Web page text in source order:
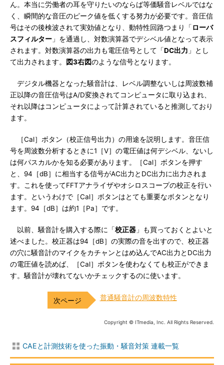
ん。本当に労働者の耳を守りたいのならば等価騒音レベルではな
く、瞬間的な音圧のピーク値を低くする努力が必要です。音圧信
号はその後検波されて実効値となり、動特性回路つまり「 ローバ
スフィルター 」を通過し、対数演算器でデシベル値となって表示
されます。対数演算器の出力も電圧信号として「DC出力 」とし
て出力されます。
図3右図のような信号となります。
デジタル機器となった騒音計は、レベル調整ないしは周波数補
正以降の音圧信号はA/D変換されてコンピュータに取り込まれ、
それ以降はコンピュータによって計算されていると推測しており
ます。
［Cal］ボタン（校正信号出力）の用途を説明します。音圧信
号を周波数分析するときに1［V］の電圧値は何デシベル、ないし
は何パスカルかを知る必要があります。［Cal］ボタンを押す
と、94［dB］に相当する信号がAC出力とDC出力に出力されま
す。これを使ってFFTアナライザやオシロスコープの校正を行い
ます。というわけで［Cal］ボタンはとても重要なボタンとなり
ます。94［dB］は約1［Pa］です。
以前、騒音計を購入する際に「校正器 」も買っておくとよいと
述べました。校正器は94［dB］の実際の音を出すので、校正器
の穴に騒音計のマイクをカチャンとはめ込んでAC出力とDC出力
の電圧値を読めば、［Cal］ボタンを使わなくても校正ができま
す。騒音計が壊れてないかチェックするのに使います。
普通騒音計の周波数特性
Copyright © ITmedia, Inc. All Rights Reserved.
CAEと計測技術を使った振動・騒音対策 連載一覧